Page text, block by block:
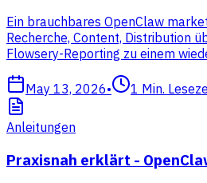
Ein brauchbares OpenClaw
Recherche, Content, Distribution
Flowsery-Reporting zu einem
May 13, 2026• 1 Min.
Anleitungen
Praxisnah erklärt -